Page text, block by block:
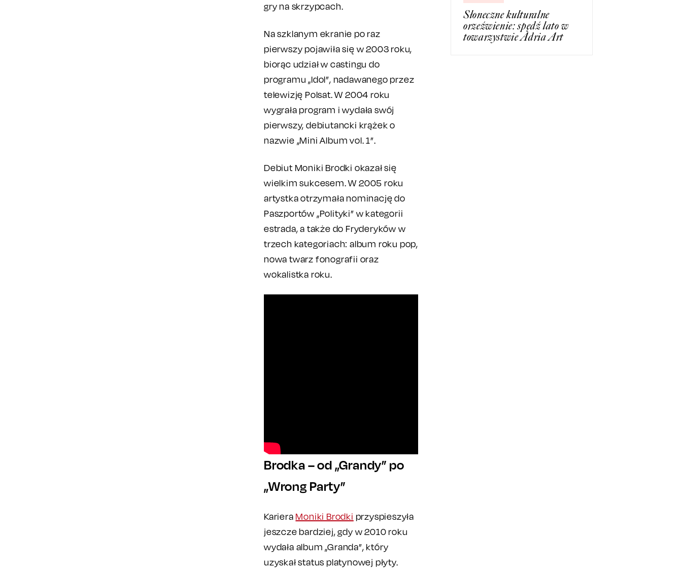
gry na skrzypcach.
Na szklanym ekranie po raz
pierwszy pojawiła się w 2003 roku,
biorąc udział w castingu do
programu „Idol”, nadawanego przez
telewizję Polsat. W 2004 roku
wygrała program i wydała swój
pierwszy, debiutancki krążek o
nazwie „Mini Album vol. 1”.
Debiut Moniki Brodki okazał się
wielkim sukcesem. W 2005 roku
artystka otrzymała nominację do
Paszportów „Polityki” w kategorii
estrada, a także do Fryderyków w
trzech kategoriach: album roku pop,
nowa twarz fonografii oraz
wokalistka roku.
Brodka – od „Grandy” po
„Wrong Party”
Kariera Moniki Brodki przyspieszyła
jeszcze bardziej, gdy w 2010 roku
wydała album „Granda”, który
uzyskał status platynowej płyty.
Słoneczne kulturalne
orzeźwienie: spędź lato w
towarzystwie Adria Art